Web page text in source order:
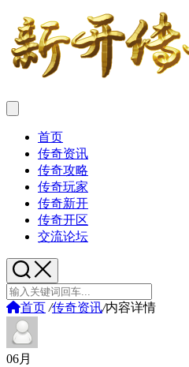
首页
传奇资讯
传奇攻略
传奇玩家
传奇新开
传奇开区
交流论坛
首页 /传奇资讯/内容详情
06月